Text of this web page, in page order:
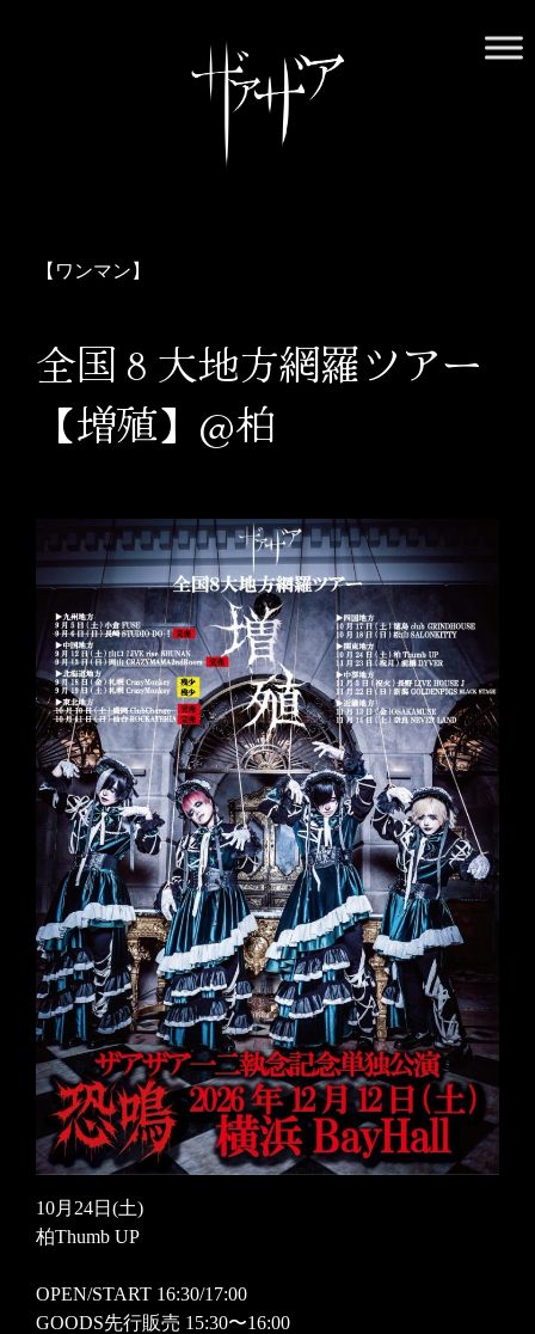
正しくお付き合いください
【ワンマン】
全国８大地方網羅ツアー
【増殖】@柏
10月24日(土)
柏Thumb UP
OPEN/START 16:30/17:00
GOODS先行販売 15:30〜16:00